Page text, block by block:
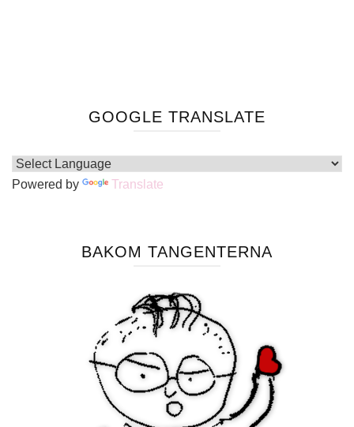
GOOGLE TRANSLATE
Powered by Translate
BAKOM TANGENTERNA